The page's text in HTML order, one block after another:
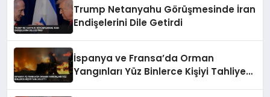
Trump Netanyahu Görüşmesinde İran
Endişelerini Dile Getirdi
İspanya ve Fransa’da Orman
Yangınları Yüz Binlerce Kişiyi Tahliye